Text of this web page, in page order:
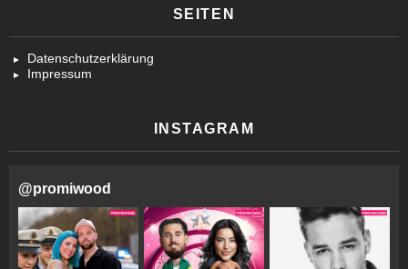
SEITEN
Datenschutzerklärung
Impressum
INSTAGRAM
@promiwood